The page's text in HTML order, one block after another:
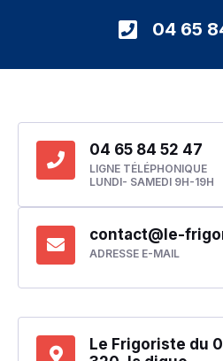
04 65
04 65 84 52 47
LIGNE TÉLÉPHONIQUE
LUNDI- SAMEDI 9H-19H
contact@le-
ADRESSE E-MAIL
Le Frigoriste du